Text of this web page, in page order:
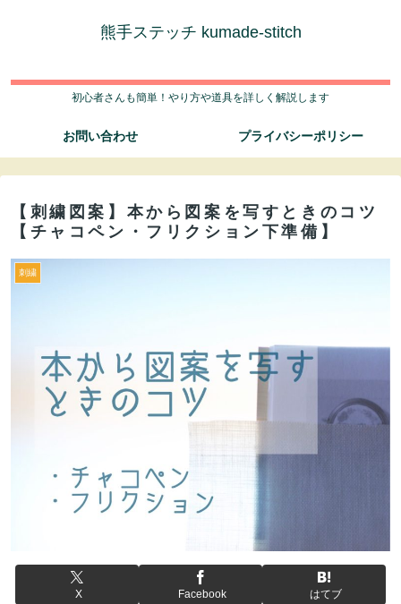
熊手ステッチ kumade-stitch
初心者さんも簡単！やり方や道具を詳しく解説します
お問い合わせ プライバシーポリシー
【刺繍図案】本から図案を写すときのコツ
【チャコペン・フリクション下準備】
刺繍
X Facebook はてブ